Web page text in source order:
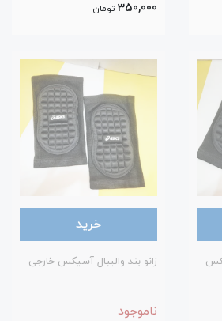
350,000 تومان
خرید
زانو بند والیبال آسیکس خارجی
ناموجود